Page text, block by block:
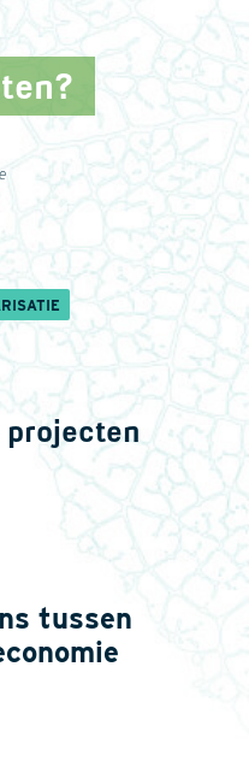
projecten
tussen